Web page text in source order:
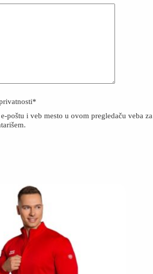
*
poštu i veb mesto u ovom pregledaču veba za